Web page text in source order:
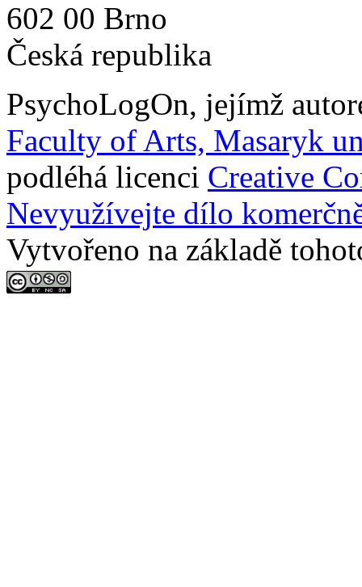
602 00 Brno
Česká republika
PsychoLogOn, jejímž
Faculty of Arts, Masaryk
podléhá licenci Creative
Nevyužívejte dílo
Vytvořeno na základě